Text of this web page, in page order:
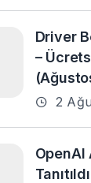
Driver
–
2
OpenAI